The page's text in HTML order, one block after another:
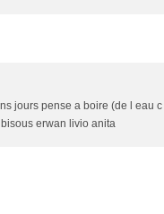
jours pense a boire (de l eau
erwan livio anita